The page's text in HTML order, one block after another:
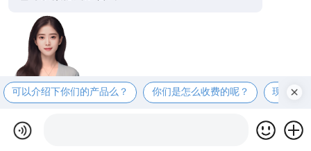
可以介绍下你们的产品么？ 你们是怎么收费的呢？ 现在有